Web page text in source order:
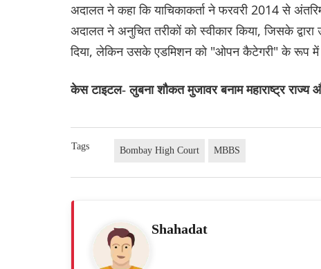
अदालत ने कहा कि याचिकाकर्ता ने फरवरी 2014 से
अदालत ने अनुचित तरीकों को स्वीकार किया, जिसके
दिया, लेकिन उसके एडमिशन को "ओपन कैटेगरी" के रूप में
केस टाइटल- लुबना शौकत मुजावर बनाम महाराष्ट्र राज्य
Tags Bombay High Court MBBS
Shahadat